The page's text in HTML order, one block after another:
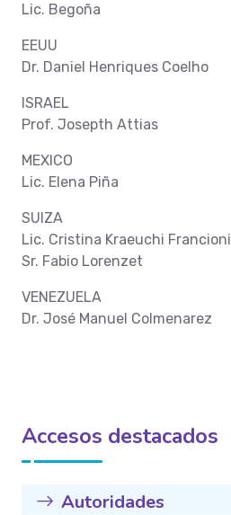
Lic. Begoña
EEUU
Dr. Daniel Henriques Coelho
ISRAEL
Prof. Josepth Attias
MEXICO
Lic. Elena Piña
SUIZA
Lic. Cristina Kraeuchi Francioni
Sr. Fabio Lorenzet
VENEZUELA
Dr. José Manuel Colmenarez
Accesos destacados
Autoridades